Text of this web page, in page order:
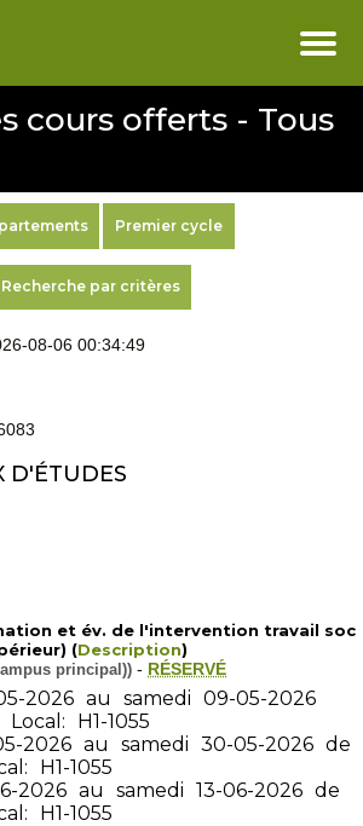
cours offerts - Tous
Premier cycle
Recherche par critères
08-06 00:34:49
D'ÉTUDES
et év. de l'intervention travail soc
(Description)
principal)) - RÉSERVÉ
2026 au samedi 09-05-2026
Local:
H1-1055
2026 au samedi 30-05-2026 de
H1-1055
2026 au samedi 13-06-2026 de
H1-1055